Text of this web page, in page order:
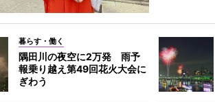
暮らす・働く
隅田川の夜空に2万発 雨予
報乗り越え第49回花火大会に
ぎわう